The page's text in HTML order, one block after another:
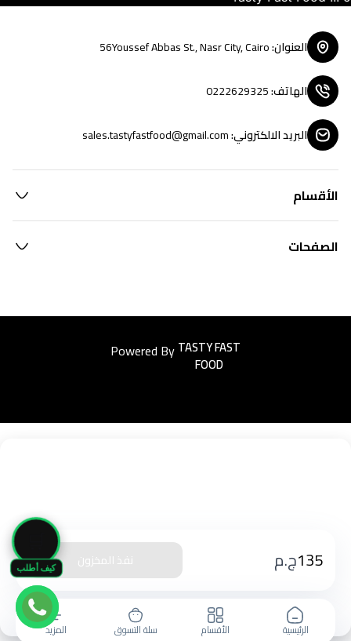
كيف أطلب 135ج.م نفذ المخزون
الرئيسية الأقسام سلة التسوق المزيد
العنوان:
56Youssef Abbas St., Nasr City, Cairo
الهاتف:
0222629325
البريد الالكتروني:
sales.tastyfastfood@gmail.com
الأقسام
الصفحات
Powered ByEasyorders